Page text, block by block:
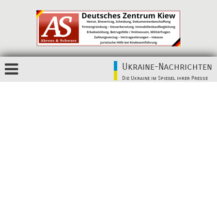
Ukraine-Nachrichten
Die Ukraine im Spiegel ihrer Presse